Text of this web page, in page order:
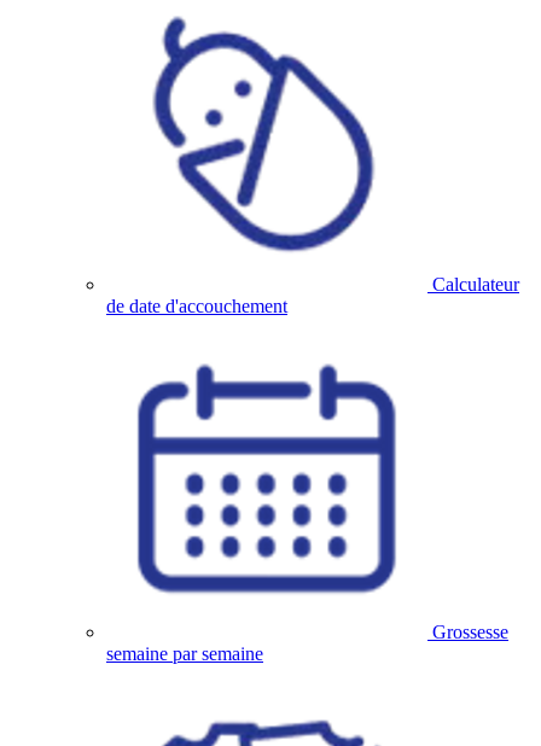
Calculateur
de date d'accouchement
Grossesse
semaine par semaine